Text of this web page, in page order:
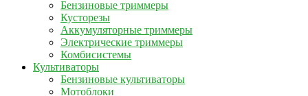
Бензиновые триммеры
Кусторезы
Аккумуляторные триммеры
Электрические триммеры
Комбисистемы
Культиваторы
Бензиновые культиваторы
Мотоблоки